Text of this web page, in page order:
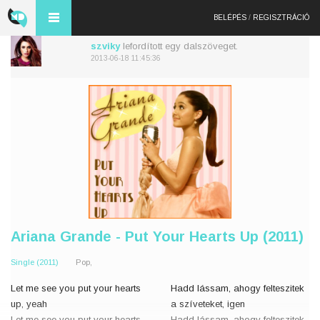
BELÉPÉS / REGISZTRÁCIÓ
szvikylefordított egy dalszöveget.
2013-06-18 11:45:36
Ariana Grande - Put Your Hearts Up (2011)
Single (2011) Pop,
Let me see you put your hearts
up, yeah
Hadd lássam, ahogy felteszitek
a szíveteket, igen